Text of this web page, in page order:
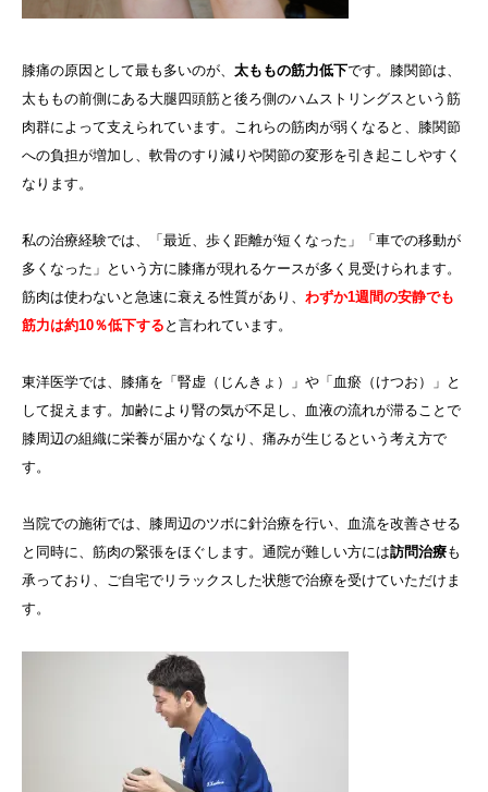
膝痛の原因として最も多いのが、 太ももの筋力低下です。膝関節は、
太ももの前側にある大腿四頭筋と後ろ側のハムストリングスという筋
肉群によって支えられています。これらの筋肉が弱くなると、膝関節
への負担が増加し、軟骨のすり減りや関節の変形を引き起こしやすく
なります。
私の治療経験では、「最近、歩く距離が短くなった」「車での移動が
多くなった」という方に膝痛が現れるケースが多く見受けられます。
筋肉は使わないと急速に衰える性質があり、 わずか1週間の安静でも
筋力は約10％低下する と言われています。
東洋医学では、膝痛を「腎虚（じんきょ）」や「血瘀（けつお）」と
して捉えます。加齢により腎の気が不足し、血液の流れが滞ることで
膝周辺の組織に栄養が届かなくなり、痛みが生じるという考え方で
す。
当院での施術では、膝周辺のツボに針治療を行い、血流を改善させる
と同時に、筋肉の緊張をほぐします。通院が難しい方には訪問治療も
承っており、ご自宅でリラックスした状態で治療を受けていただけま
す。